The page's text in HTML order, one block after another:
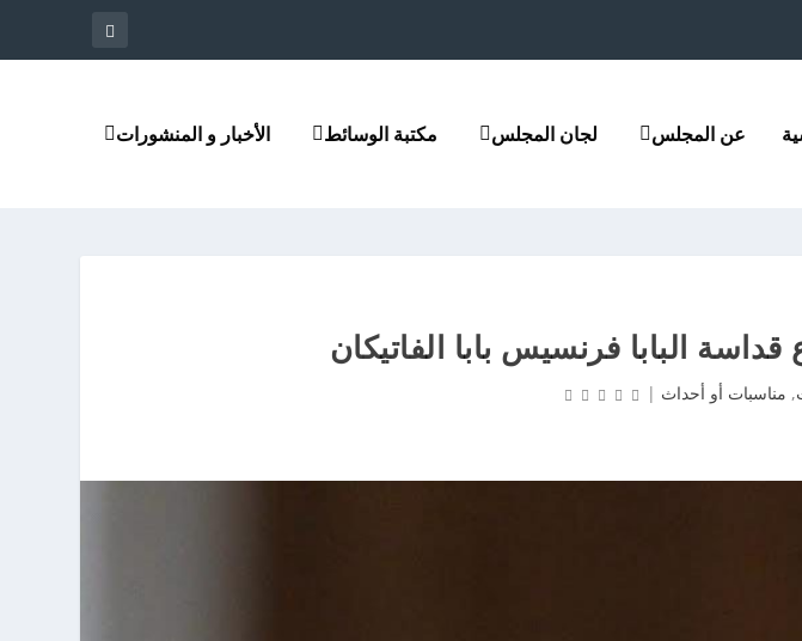
عن المجلس لجان المجلس مكتبة الوسائط الأخبار و المنشورات
البابا فرنسيس بابا الفاتيكان
, مناسبات أو أحداث |